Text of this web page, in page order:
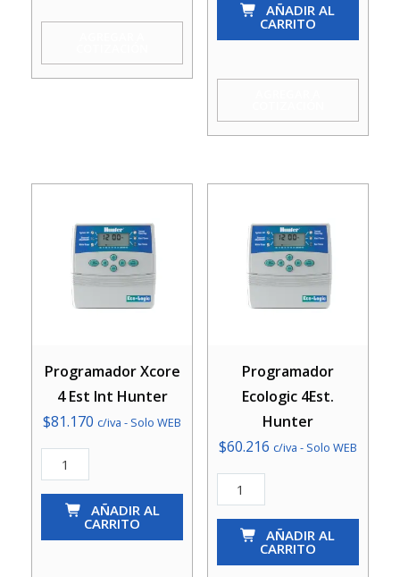
Pgv-
Con
Lach
cantidad
AÑADIR AL
CARRITO
Programador Xcore
4 Est Int Hunter
$81.170 c/iva - Solo WEB
Programador
Xcore
AÑADIR AL
CARRITO
Programador
Ecologic 4Est.
Hunter
$60.216 c/iva - Solo WEB
Programador
Ecologic
4Est.
AÑADIR AL
CARRITO